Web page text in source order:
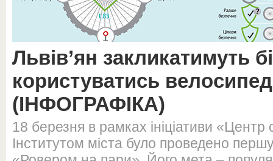
Львів’ян закликатимуть
користуватись
(ІНФОГРАФІКА)
18 березня в рамках ініціативи «Центр
Інститутом міста було проведено